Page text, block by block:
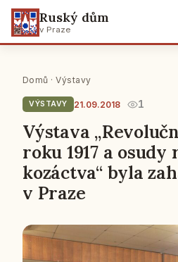
Ruský dům
v Praze
Domů ·Výstavy
VÝSTAVY 21.09.2018 1
Výstava
roku 1917 a osudy
kozáctva“ byla
v Praze